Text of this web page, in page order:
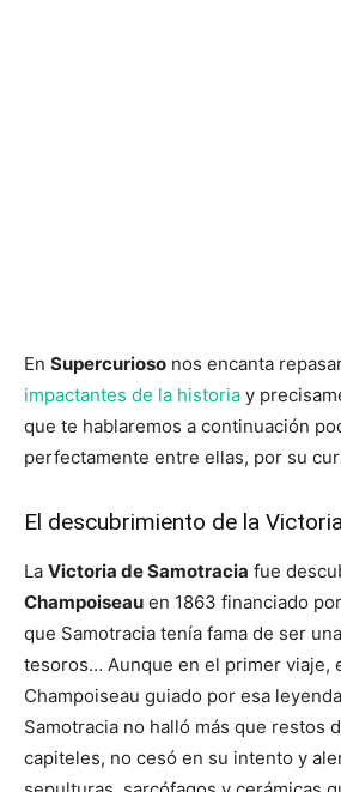
En Supercurioso nos encanta
impactantes de la historia y
que te hablaremos a continuación
perfectamente entre ellas, por su
El descubrimiento de la
La Victoria de Samotracia fue
Champoiseau en 1863 financiado
que Samotracia tenía fama de ser
tesoros… Aunque en el primer viaje,
Champoiseau guiado por esa
Samotracia no halló más que restos
capiteles, no cesó en su intento y